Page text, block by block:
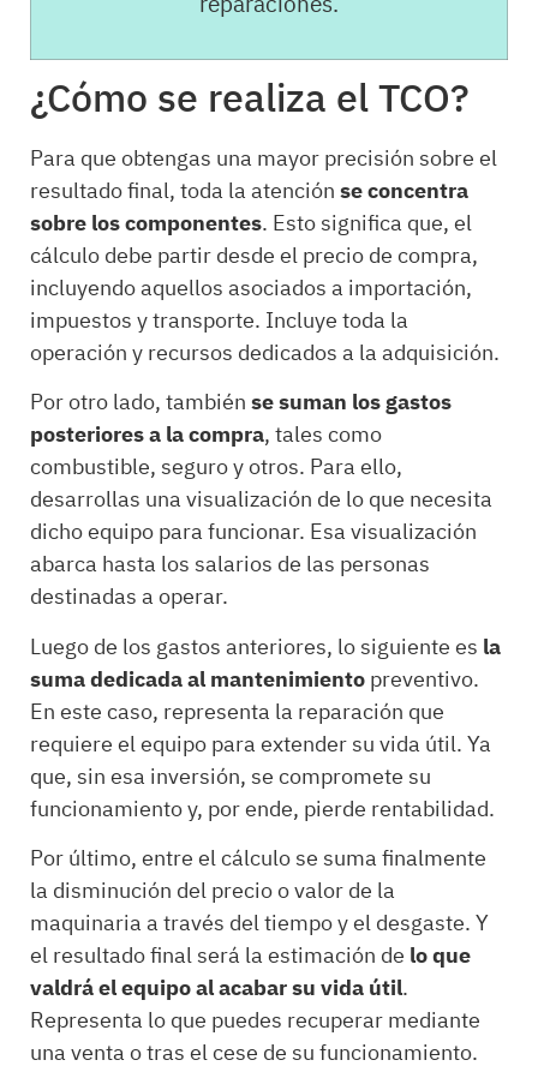
¿Cómo se realiza el TCO?
Para que obtengas una mayor precisión sobre el
resultado final, toda la atenciónse concentra
sobre los componentes. Esto significa que, el
cálculo debe partir desde el precio de compra,
incluyendo aquellos asociados a importación,
impuestos y transporte. Incluye toda la
operación y recursos dedicados a la adquisición.
Por otro lado, tambiénse suman los gastos
posteriores a la compra, tales como
combustible, seguro y otros. Para ello,
desarrollas una visualización de lo que necesita
dicho equipo para funcionar. Esa visualización
abarca hasta los salarios de las personas
destinadas a operar.
Luego de los gastos anteriores, lo siguiente es la
suma dedicada al mantenimientopreventivo.
En este caso, representa la reparación que
requiere el equipo para extender su vida útil. Ya
que, sin esa inversión, se compromete su
funcionamiento y, por ende, pierde rentabilidad.
Por último, entre el cálculo se suma finalmente
la disminución del precio o valor de la
maquinaria a través del tiempo y el desgaste. Y
el resultado final será la estimación de lo que
valdrá el equipo al acabar su vida útil.
Representa lo que puedes recuperar mediante
una venta o tras el cese de su funcionamiento.